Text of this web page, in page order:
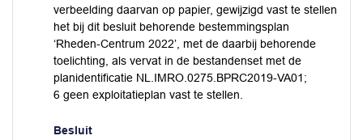
verbeelding daarvan op papier, gewijzigd vast te stellen
het bij dit besluit behorende bestemmingsplan
‘Rheden-Centrum 2022’, met de daarbij behorende
toelichting, als vervat in de bestandenset met de
planidentificatie NL.IMRO.0275.BPRC2019-VA01;
6 geen exploitatieplan vast te stellen.
Besluit